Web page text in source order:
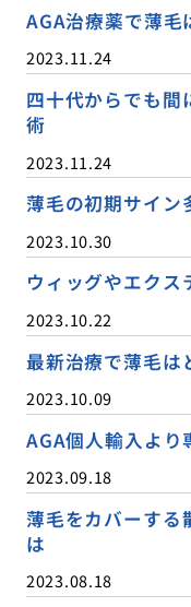
AGA治療薬で薄毛
2023.11.24
四十代からでも間
術
2023.11.24
薄毛の初期サイン
2023.10.30
ウィッグやエクス
2023.10.22
最新治療で薄毛は
2023.10.09
AGA個人輸入より
2023.09.18
薄毛をカバーする
は
2023.08.18